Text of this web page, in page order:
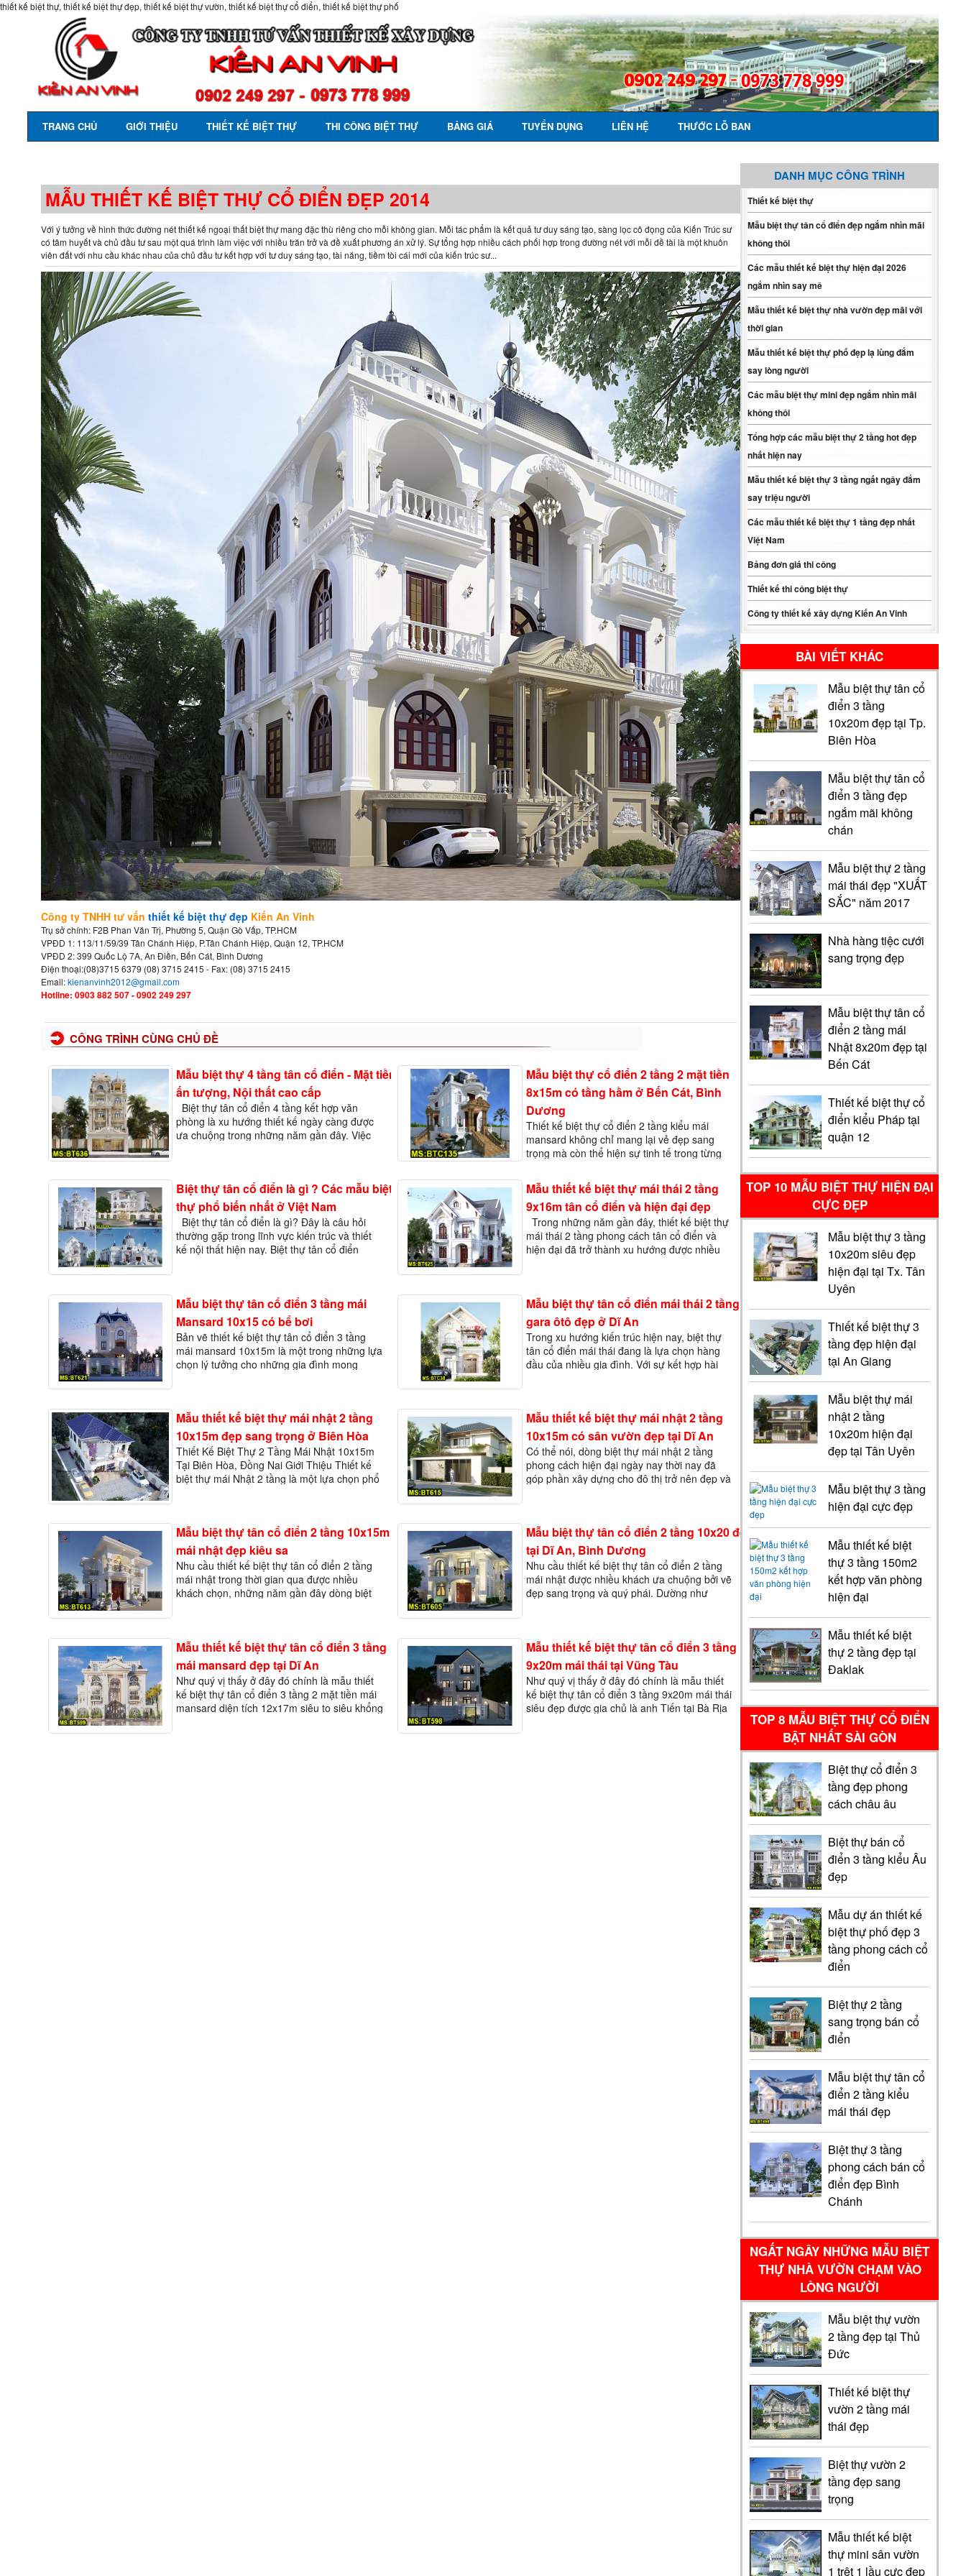
thiết kế biệt thự, thiết kế biệt thự đẹp, thiết kế biệt thự vườn, thiết kế biệt thự cổ điển, thiết kế biệt thự phố
TRANG CHỦ GIỚI THIỆU THIẾT KẾ BIỆT THỰ THI CÔNG BIỆT THỰ BẢNG GIÁ TUYỂN DỤNG LIÊN HỆ THƯỚC LỖ BAN
DANH MỤC CÔNG TRÌNH
Thiết kế biệt thự
Mẫu biệt thự tân cổ điển đẹp ngắm nhìn mãi
không thôi
Các mẫu thiết kế biệt thự hiện đại 2026
ngắm nhìn say mê
Mẫu thiết kế biệt thự nhà vườn đẹp mãi với
thời gian
Mẫu thiết kế biệt thự phố đẹp lạ lùng đắm
say lòng người
Các mẫu biệt thự mini đẹp ngắm nhìn mãi
không thôi
Tổng hợp các mẫu biệt thự 2 tầng hot đẹp
nhất hiện nay
Mẫu thiết kế biệt thự 3 tầng ngất ngây đắm
say triệu người
Các mẫu thiết kế biệt thự 1 tầng đẹp nhất
Việt Nam
Bảng đơn giá thi công
Thiết kế thi công biệt thự
Công ty thiết kế xây dựng Kiến An Vinh
BÀI VIẾT KHÁC
Mẫu biệt thự tân cổ
điển 3 tầng
10x20m đẹp tại Tp.
Biên Hòa
Mẫu biệt thự tân cổ
điển 3 tầng đẹp
ngắm mãi không
chán
Mẫu biệt thự 2 tầng
mái thái đẹp "XUẤT
SẮC" năm 2017
Nhà hàng tiệc cưới
sang trọng đẹp
Mẫu biệt thự tân cổ
điển 2 tầng mái
Nhật 8x20m đẹp tại
Bến Cát
Thiết kế biệt thự cổ
điển kiểu Pháp tại
quận 12
TOP 10 MẪU BIỆT THỰ HIỆN ĐẠI
CỰC ĐẸP
Mẫu biệt thự 3 tầng
10x20m siêu đẹp
hiện đại tại Tx. Tân
Uyên
Thiết kế biệt thự 3
tầng đẹp hiện đại
tại An Giang
Mẫu biệt thự mái
nhật 2 tầng
10x20m hiện đại
đẹp tại Tân Uyên
Mẫu biệt thự 3 tầng
hiện đại cực đẹp
Mẫu thiết kế biệt
thự 3 tầng 150m2
kết hợp văn phòng
hiện đại
Mẫu thiết kế biệt
thự 2 tầng đẹp tại
Đaklak
TOP 8 MẪU BIỆT THỰ CỔ ĐIỂN
BẬT NHẤT SÀI GÒN
Biệt thự cổ điển 3
tầng đẹp phong
cách châu âu
Biệt thự bán cổ
điển 3 tầng kiểu Âu
đẹp
Mẫu dự án thiết kế
biệt thự phố đẹp 3
tầng phong cách cổ
điển
Biệt thự 2 tầng
sang trọng bán cổ
điển
Mẫu biệt thự tân cổ
điển 2 tầng kiểu
mái thái đẹp
Biệt thự 3 tầng
phong cách bán cổ
điển đẹp Bình
Chánh
NGẤT NGÂY NHỮNG MẪU BIỆT
THỰ NHÀ VƯỜN CHẠM VÀO
LÒNG NGƯỜI
Mẫu biệt thự vườn
2 tầng đẹp tại Thủ
Đức
Thiết kế biệt thự
vườn 2 tầng mái
thái đẹp
Biệt thự vườn 2
tầng đẹp sang
trọng
Mẫu thiết kế biệt
thự mini sân vườn
1 trệt 1 lầu cực đẹp
MẪU THIẾT KẾ BIỆT THỰ CỔ ĐIỂN ĐẸP 2014
Với ý tưởng về hình thức đường nét thiết kế ngoại thất biệt thự mang đặc thù riêng cho mỗi không gian. Mỗi tác phẩm là kết quả tư duy sáng tạo, sàng lọc cô đọng của Kiến Trúc sư
có tâm huyết và chủ đầu tư sau một quá trình làm việc với nhiều trăn trở và đề xuất phương án xử lý. Sự tổng hợp nhiều cách phối hợp trong đường nét với mỗi đề tài là một khuôn
viên đất với nhu cầu khác nhau của chủ đầu tư kết hợp với tư duy sáng tạo, tài năng, tiềm tòi cái mới của kiến trúc sư...
Công ty TNHH tư vấnthiết kế biệt thự đẹp Kiến An Vinh
Trụ sở chính: F2B Phan Văn Trị, Phường 5, Quận Gò Vấp, TP.HCM
VPĐD 1: 113/11/59/39 Tân Chánh Hiệp, P.Tân Chánh Hiệp, Quận 12, TP.HCM
VPĐD 2: 399 Quốc Lộ 7A, An Điền, Bến Cát, Bình Dương
Điện thoại:(08)3715 6379 (08) 3715 2415 - Fax: (08) 3715 2415
Email:kienanvinh2012@gmail.com
Hotline: 0903 882 507 - 0902 249 297
CÔNG TRÌNH CÙNG CHỦ ĐỀ
Mẫu biệt thự 4 tầng tân cổ điển - Mặt tiền
ấn tượng, Nội thất cao cấp
Biệt thự tân cổ điển 4 tầng kết hợp văn
phòng là xu hướng thiết kế ngày càng được
ưa chuộng trong những năm gần đây. Việc
Mẫu biệt thự cổ điển 2 tầng 2 mặt tiền
8x15m có tầng hầm ở Bến Cát, Bình
Dương
Thiết kế biệt thự cổ điển 2 tầng kiểu mái
mansard không chỉ mang lại vẻ đẹp sang
trọng mà còn thể hiện sự tinh tế trong từng
cách thiết kế này thường được yêu thích bởi
những đường n&eacut…
Biệt thự tân cổ điển là gì ? Các mẫu biệt
thự phổ biến nhất ở Việt Nam
Biệt thự tân cổ điển là gì? Đây là câu hỏi
thường gặp trong lĩnh vực kiến trúc và thiết
kế nội thất hiện nay. Biệt thự tân cổ điển
Mẫu thiết kế biệt thự mái thái 2 tầng
9x16m tân cổ điển và hiện đại đẹp
Trong những năm gần đây, thiết kế biệt thự
mái thái 2 tầng phong cách tân cổ điển và
hiện đại đã trở thành xu hướng được nhiều
Mẫu biệt thự tân cổ điển 3 tầng mái
Mansard 10x15 có bể bơi
Bản vẽ thiết kế biệt thự tân cổ điển 3 tầng
mái mansard 10x15m là một trong những lựa
chọn lý tưởng cho những gia đình mong
Mẫu biệt thự tân cổ điển mái thái 2 tầng có
gara ôtô đẹp ở Dĩ An
Trong xu hướng kiến trúc hiện nay, biệt thự
tân cổ điển mái thái đang là lựa chọn hàng
đầu của nhiều gia đình. Với sự kết hợp hài
Mẫu thiết kế biệt thự mái nhật 2 tầng
10x15m đẹp sang trọng ở Biên Hòa
Thiết Kế Biệt Thự 2 Tầng Mái Nhật 10x15m
Tại Biên Hòa, Đồng Nai Giới Thiệu Thiết kế
biệt thự mái Nhật 2 tầng là một lựa chọn phổ
Mẫu thiết kế biệt thự mái nhật 2 tầng
10x15m có sân vườn đẹp tại Dĩ An
Có thể nói, dòng biệt thự mái nhật 2 tầng
phong cách hiện đại ngày nay thời nay đã
góp phần xây dựng cho đô thị trở nên đẹp và
Mẫu biệt thự tân cổ điển 2 tầng 10x15m
mái nhật đẹp kiêu sa
Nhu cầu thiết kế biệt thự tân cổ điển 2 tầng
mái nhật trong thời gian qua được nhiều
khách chọn, những năm gần đây dòng biệt
Mẫu biệt thự tân cổ điển 2 tầng 10x20 đẹp
tại Dĩ An, Bình Dương
Nhu cầu thiết kế biệt thự tân cổ điển 2 tầng
mái nhật được nhiều khách ưa chuộng bởi vẽ
đẹp sang trọng và quý phái. Dường như
Mẫu thiết kế biệt thự tân cổ điển 3 tầng
mái mansard đẹp tại Dĩ An
Như quý vị thấy ở đây đó chính là mẫu thiết
kế biệt thự tân cổ điển 3 tầng 2 mặt tiền mái
mansard diện tích 12x17m siêu to siêu khổng
Mẫu thiết kế biệt thự tân cổ điển 3 tầng
9x20m mái thái tại Vũng Tàu
Như quý vị thấy ở đây đó chính là mẫu thiết
kế biệt thự tân cổ điển 3 tầng 9x20m mái thái
siêu đẹp được gia chủ là anh Tiến tại Bà Rịa